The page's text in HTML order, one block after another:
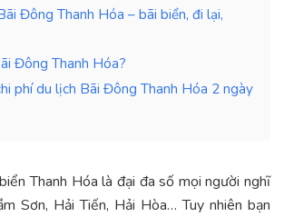
Đông Thanh Hóa – bãi biển, đi lại,
Đông Thanh Hóa?
phí du lịch Bãi Đông Thanh Hóa 2 ngày
Thanh Hóa là đại đa số mọi người nghĩ
Sơn, Hải Tiến, Hải Hòa… Tuy nhiên bạn